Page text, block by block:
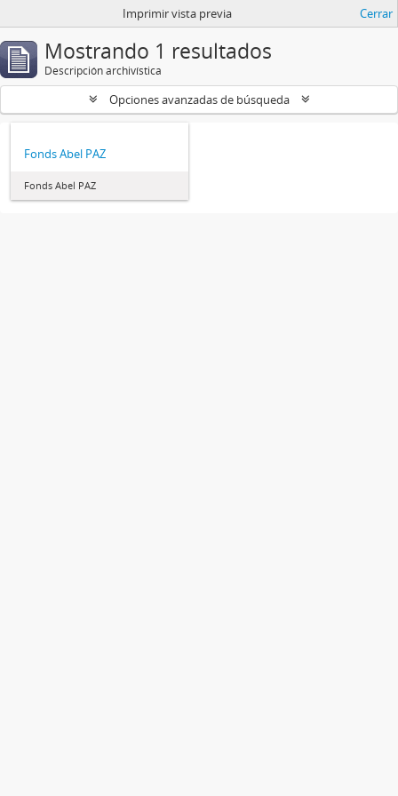
Imprimir vista previa Cerrar
Mostrando 1 resultados
Descripción archivística
Opciones avanzadas de búsqueda
Fonds Abel PAZ
Fonds Abel PAZ